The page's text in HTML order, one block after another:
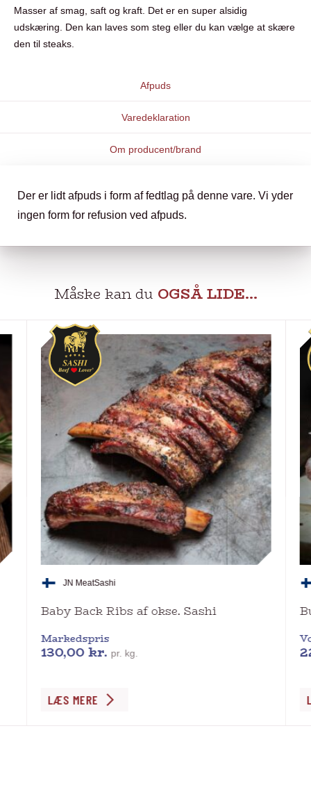
Masser af smag, saft og kraft. Det er en super alsidig
udskæring. Den kan laves som steg eller du kan vælge at skære
den til steaks.
Afpuds
Varedeklaration
Om producent/brand
Der er lidt afpuds i form af fedtlag på denne vare. Vi yder
ingen form for refusion ved afpuds.
Måske kan du OGSÅ LIDE…
JN MeatSashi
Baby Back Ribs af okse. Sashi
Markedspris
130,00kr. pr. kg.
Dette
LÆS MERE